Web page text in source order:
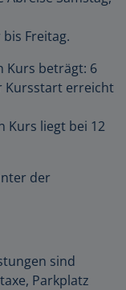
Freitag.
Kurs beträgt: 6
Kursstart erreicht
Kurs liegt bei 12
der
sind
Parkplatz